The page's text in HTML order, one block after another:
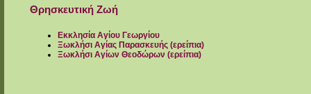
Θρησκευτική Ζωή
Εκκλησία Αγίου Γεωργίου
Ξωκλήσι Αγίας Παρασκευής (ερείπια)
Ξωκλήσι Αγίων Θεοδώρων (ερείπια)